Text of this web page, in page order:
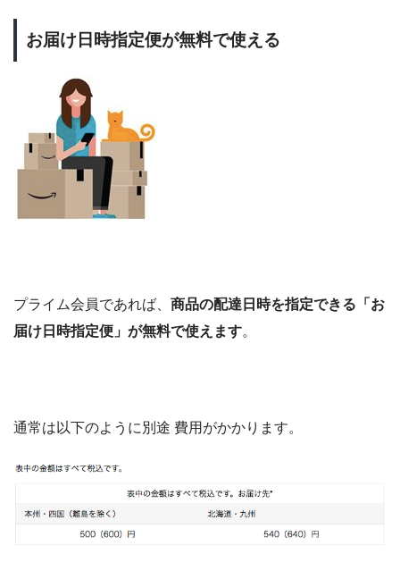
お届け日時指定便が無料で使える
プライム会員であれば、 商品の配達日時を指定できる「お
届け日時指定便」が無料で使えます。
通常は以下のように別途 費用がかかります。